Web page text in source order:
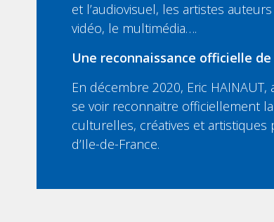
et l’audiovisuel, les artistes
vidéo, le multimédia….
Une reconnaissance officielle
En décembre 2020, Eric
se voir reconnaitre officiellement
culturelles, créatives et artistiques
d’Ile-de-France.